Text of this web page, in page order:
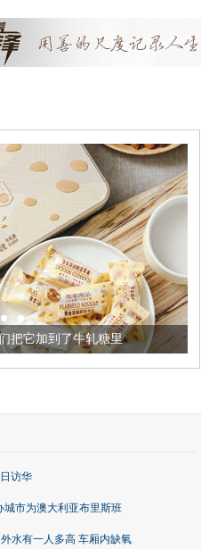
糖里 被列入佛家七宝
访华
市为澳大利亚布里斯班
水有一人多高 车厢内缺氧